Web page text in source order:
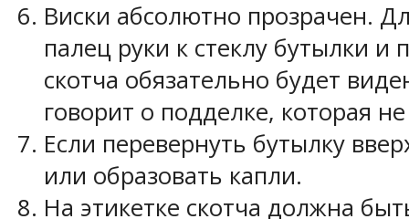
Виски абсолютно прозрачен.
палец руки к стеклу бутылки и
скотча обязательно будет
говорит о подделке, которая
Если перевернуть бутылку
или образовать капли.
На этикетке скотча должна